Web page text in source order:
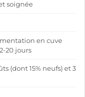
soignée
en cuve
20 jours
(dont 15% neufs) et 3